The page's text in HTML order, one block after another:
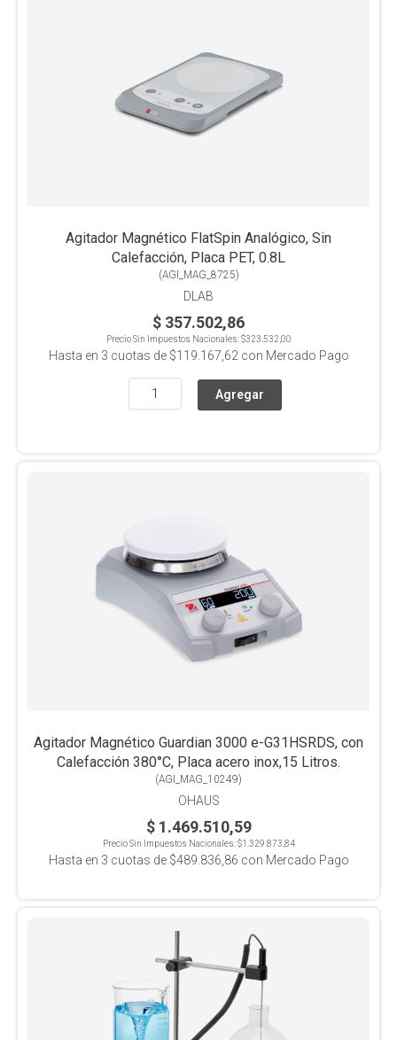
Agitador Magnético FlatSpin Analógico, Sin
Calefacción, Placa PET, 0.8L
(AGI_MAG_8725)
DLAB
$ 357.502,86
Precio Sin Impuestos Nacionales:$323.532,00
Hasta en 3 cuotas de $119.167,62con Mercado Pago
Agitador Magnético Guardian 3000 e-G31HSRDS, con
Calefacción 380°C, Placa acero inox,15 Litros.
(AGI_MAG_10249)
OHAUS
$ 1.469.510,59
Precio Sin Impuestos Nacionales:$1.329.873,84
Hasta en 3 cuotas de $489.836,86 con Mercado Pago